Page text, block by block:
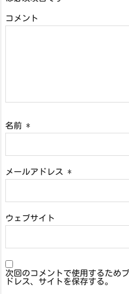
コメント
名前 *
メールアドレス *
ウェブサイト
次回のコメントで使用するため
ドレス、サイトを保存する。